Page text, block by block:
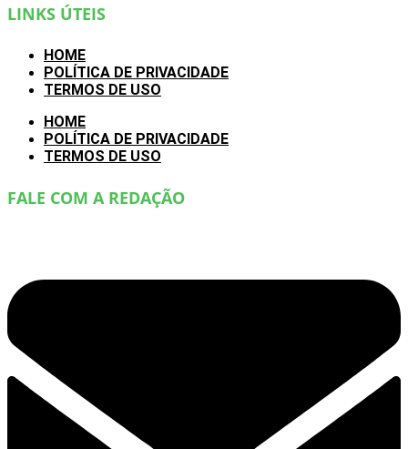
LINKS ÚTEIS
HOME
POLÍTICA DE PRIVACIDADE
TERMOS DE USO
HOME
POLÍTICA DE PRIVACIDADE
TERMOS DE USO
FALE COM A REDAÇÃO